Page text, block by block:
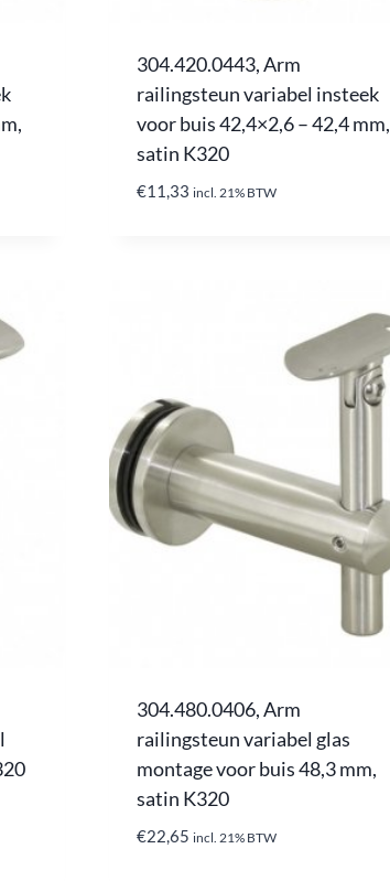
304.420.0443, Arm
railingsteun variabel insteek
voor buis 42,4×2,6 – 42,4 mm,
satin K320
€11,33 incl. 21% BTW
304.480.0406, Arm
railingsteun variabel glas
montage voor buis 48,3 mm,
satin K320
€22,65 incl. 21% BTW